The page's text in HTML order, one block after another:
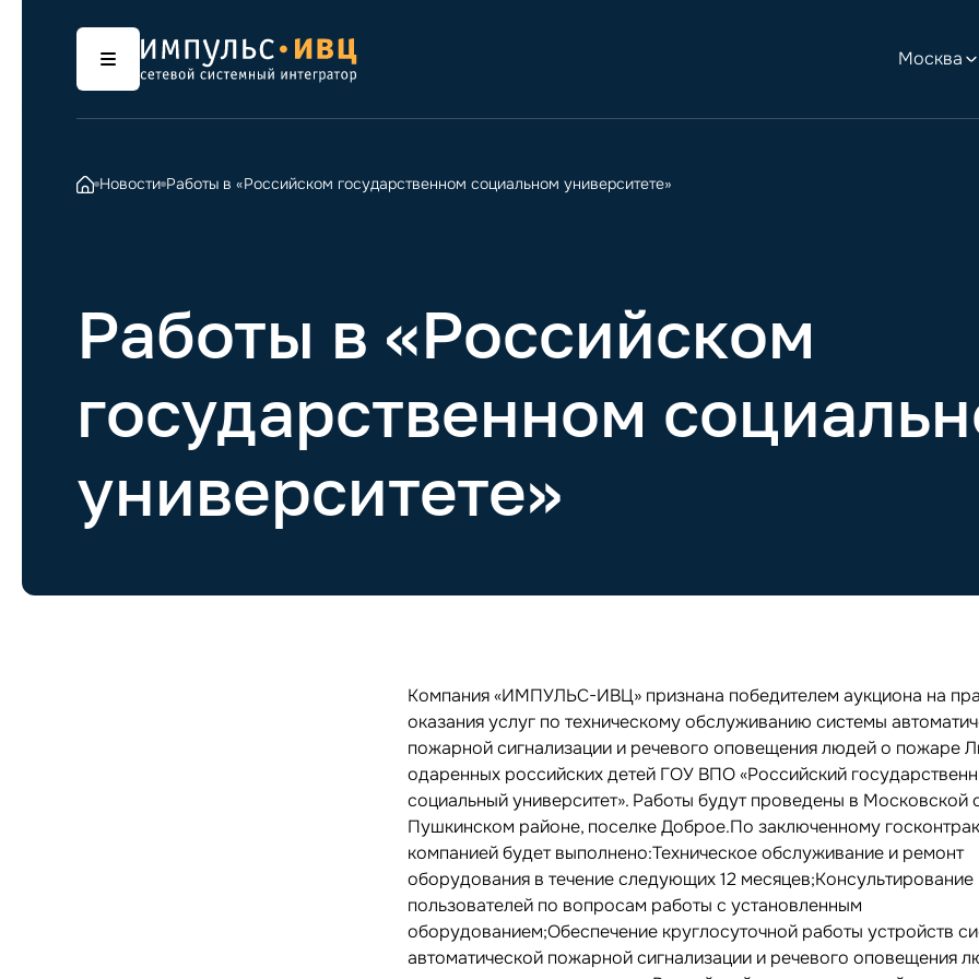
Москва
Новости Работы в «Российском государственном социальном университете»
Работы в «Российском
государственном
университете»
Компания «ИМПУЛЬС-ИВЦ» признана победителем аукциона на
оказания услуг по техническому обслуживанию системы
пожарной сигнализации и речевого оповещения людей о пожаре
одаренных российских детей ГОУ ВПО «Российский
социальный университет». Работы будут проведены в Московской
Пушкинском районе, поселке Доброе.По заключенному
компанией будет выполнено:Техническое обслуживание и ремонт
оборудования в течение следующих 12 месяцев;Консультирование
пользователей по вопросам работы с установленным
оборудованием;Обеспечение круглосуточной работы устройств
автоматической пожарной сигнализации и речевого оповещения